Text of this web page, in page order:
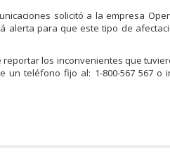
solicitó a la empresa
alerta para que este tipo de
reportar los inconvenientes que
un teléfono fijo al: 1-800-567 567